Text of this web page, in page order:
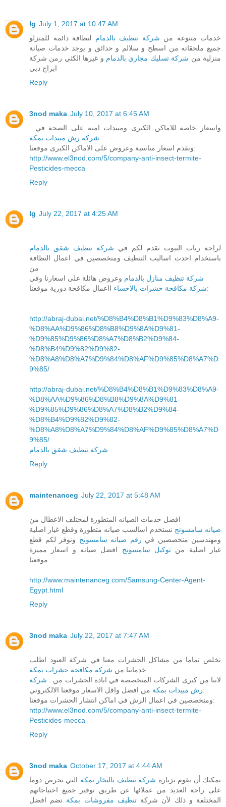
lg July 1, 2017 at 10:47 AM
خدمات متنوعه من شركة تنظيف بالدمام لنظافة دائمة للمنزلو
جميع ملحقاته من اسطح و سلالم و حدائق و يوجد خدمات صيانة
منزلية من شركة تسليك مجاري بالدمام و غيرها الكثي رمن شركة
ابراج دبي
Reply
3nod maka July 10, 2017 at 6:45 AM
واسعار خاصة للاماكن الكبرى ومبيدات امنه على الصحة في :
شركة رش مبيدات بمكة
ونقدم اسعار مناسبة وعروض على الاماكن الكبرى موقعنا:
http://www.el3nod.com/5/company-anti-insect-termite-
Pesticides-mecca
Reply
lg July 22, 2017 at 4:25 AM
لراحة ربات البيوت نقدم لكم في شركة تنظيف شقق بالدمام
باستخدام احدث اساليب التنظيف ومتخصصين في اعمال النظافة
من
شركة تنظيف منازل بالدمام وعروض هائلة على اسعارنا وفي
شركة مكافحة حشرات بالاحساءااعمال مكافحة دورية موقعنا:
http://abraj-dubai.net/%D8%B4%D8%B1%D9%83%D8%A9-
%D8%AA%D9%86%D8%B8%D9%8A%D9%81-
%D9%85%D9%86%D8%A7%D8%B2%D9%84-
%D8%B4%D9%82%D9%82-
%D8%A8%D8%A7%D9%84%D8%AF%D9%85%D8%A7%D
9%85/
http://abraj-dubai.net/%D8%B4%D8%B1%D9%83%D8%A9-
%D8%AA%D9%86%D8%B8%D9%8A%D9%81-
%D9%85%D9%86%D8%A7%D8%B2%D9%84-
%D8%B4%D9%82%D9%82-
%D8%A8%D8%A7%D9%84%D8%AF%D9%85%D8%A7%D
9%85/
شركة تنظيف شقق بالدمام
Reply
maintenanceg July 22, 2017 at 5:48 AM
افضل خدمات الصيانه المتطورة لمختلف الاعطال من
صيانه سامسونج نستخدم اسالسب صيانه متطورة وقطع غيار اصلية
ومهندسين متخصصين في رقم صيانه سامسونج ونوفر لكم قطع
غيار اصلية من توكيل سامسونج افضل صيانه و اسعار مميزة
موقعنا :
http://www.maintenanceg.com/Samsung-Center-Agent-
Egypt.html
Reply
3nod maka July 22, 2017 at 7:47 AM
تخلص تماما من مشاكل الحشرات معنا في شركة العنود اطلب
خدماتنا من شركة مكافحة حشرات بمكة
لاننا من كبرى الشركات المتخصصة في ابادة الحشرات من : شركة
رش مبيدات بمكةمن افضل واقل الاسعار موقعنا الالكتروني:
ومتخصصين في اعمال الرش في اماكن انتشار الحشرات موقعنا:
http://www.el3nod.com/5/company-anti-insect-termite-
Pesticides-mecca
Reply
3nod maka October 17, 2017 at 4:44 AM
يمكنك أن تقوم بزيارة شركة تنظيف بالبخار بمكة التي تحرص دوما
على راحة العديد من عملائها عن طريق توفير جميع احتياجاتهم
المختلفة و ذلك لأن شركةتنظيف مفروشات بمكة تضم افضل